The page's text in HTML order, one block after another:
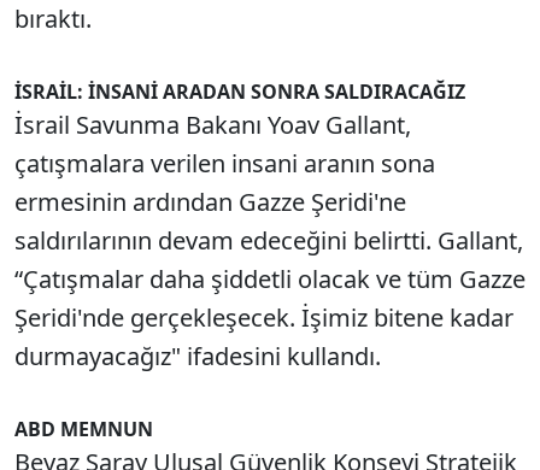
bıraktı.
İSRAİL: İNSANİ ARADAN SONRA SALDIRACAĞIZ
İsrail Savunma Bakanı Yoav Gallant,
çatışmalara verilen insani aranın sona
ermesinin ardından Gazze Şeridi'ne
saldırılarının devam edeceğini belirtti. Gallant,
“Çatışmalar daha şiddetli olacak ve tüm Gazze
Şeridi'nde gerçekleşecek. İşimiz bitene kadar
durmayacağız" ifadesini kullandı.
ABD MEMNUN
Beyaz Saray Ulusal Güvenlik Konseyi Stratejik